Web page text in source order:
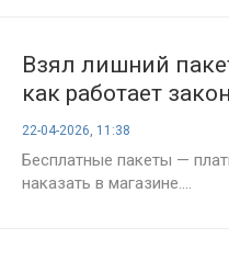
Взял лишний
как работает
22-04-2026, 11:38
Бесплатные пакеты —
наказать в магазине....